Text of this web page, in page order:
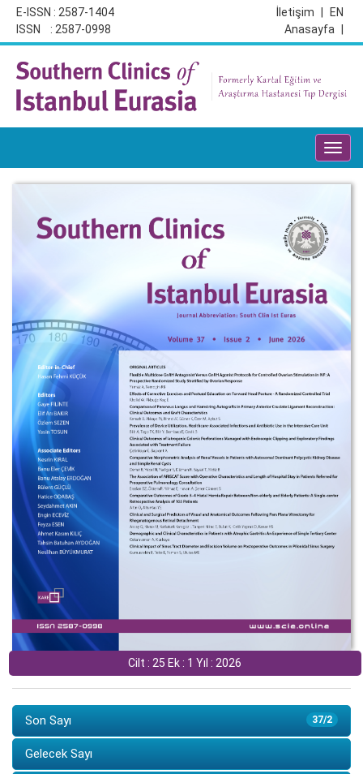
E-ISSN : 2587-1404
ISSN : 2587-0998
EN
İletişim
Anasayfa
Cilt : 25 Ek : 1 Yıl : 2026
37/2
Son Sayı
Gelecek Sayı